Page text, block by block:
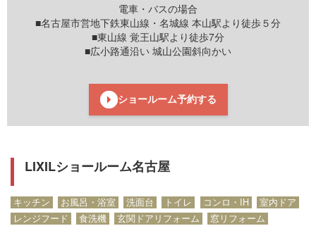
電車・バスの場合
■名古屋市営地下鉄東山線・名城線 本山駅より徒歩５分
■東山線 覚王山駅より徒歩7分
■広小路通沿い 城山公園斜向かい
ショールーム予約する
LIXILショールーム名古屋
キッチン お風呂・浴室 洗面台 トイレ コンロ・IH
室内ドア
レンジフード
食洗機 玄関ドアリフォーム
窓リフォーム